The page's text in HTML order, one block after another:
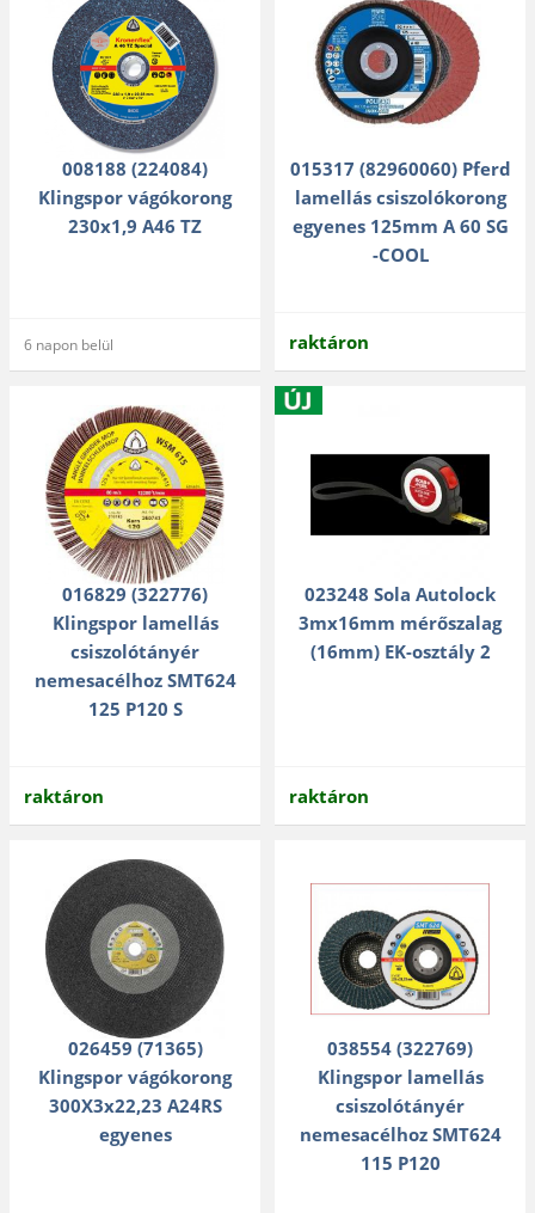
008188 (224084)
Klingspor vágókorong
230x1,9 A46 TZ
6 napon belül
015317 (82960060) Pferd
lamellás csiszolókorong
egyenes 125mm A 60 SG
-COOL
raktáron
016829 (322776)
Klingspor lamellás
csiszolótányér
nemesacélhoz SMT624
125 P120 S
raktáron
023248 Sola Autolock
3mx16mm mérőszalag
(16mm) EK-osztály 2
raktáron
026459 (71365)
Klingspor vágókorong
300X3x22,23 A24RS
egyenes
038554 (322769)
Klingspor lamellás
csiszolótányér
nemesacélhoz SMT624
115 P120